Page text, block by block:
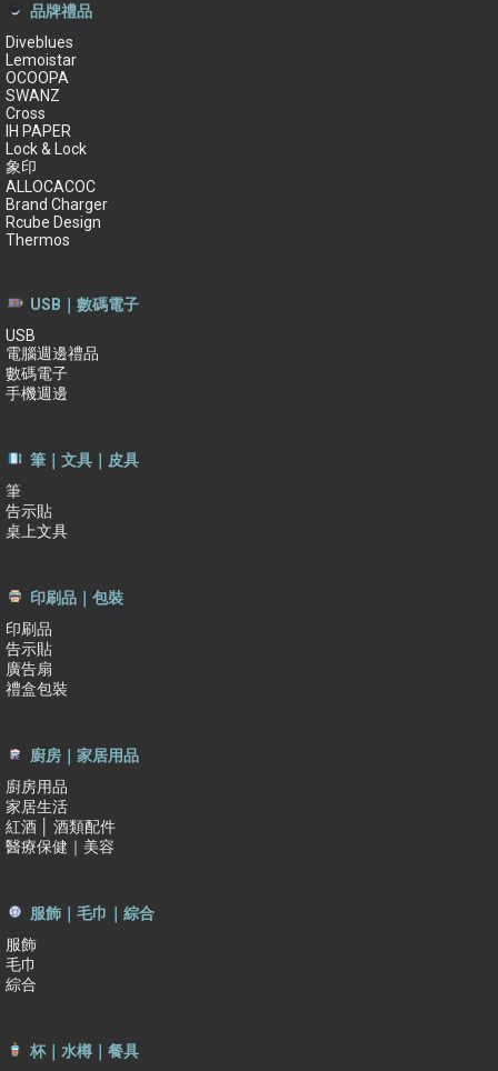
品牌禮品
Diveblues
Lemoistar
OCOOPA
SWANZ
Cross
IH PAPER
Lock & Lock
象印
ALLOCACOC
Brand Charger
Rcube Design
Thermos
USB｜數碼電子
USB
電腦週邊禮品
數碼電子
手機週邊
筆｜文具｜皮具
筆
告示貼
桌上文具
印刷品｜包裝
印刷品
告示貼
廣告扇
禮盒包裝
廚房｜家居用品
廚房用品
家居生活
紅酒 │ 酒類配件
醫療保健｜美容
服飾｜毛巾｜綜合
服飾
毛巾
綜合
杯｜水樽｜餐具